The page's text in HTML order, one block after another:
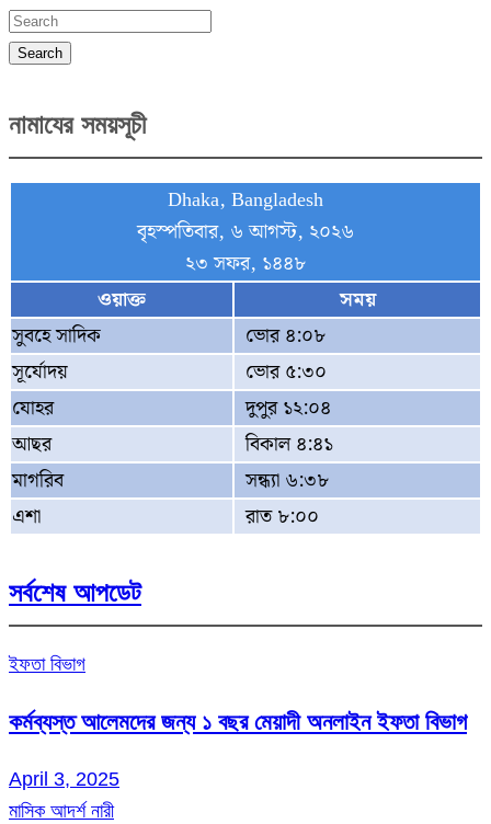
Search
নামাযের সময়সূচী
Dhaka, Bangladesh
বৃহস্পতিবার, ৬ আগস্ট, ২০২৬
২৩ সফর, ১৪৪৮
ওয়াক্ত
সময়
সুবহে সাদিক
ভোর ৪:০৮
সূর্যোদয়
ভোর ৫:৩০
যোহর
দুপুর ১২:০৪
আছর
বিকাল ৪:৪১
মাগরিব
সন্ধ্যা ৬:৩৮
এশা
রাত ৮:০০
সর্বশেষ আপডেট
ইফতা বিভাগ
কর্মব্যস্ত আলেমদের জন্য ১ বছর মেয়াদী অনলাইন ইফতা বিভাগ
April 3, 2025
মাসিক আদর্শ নারী